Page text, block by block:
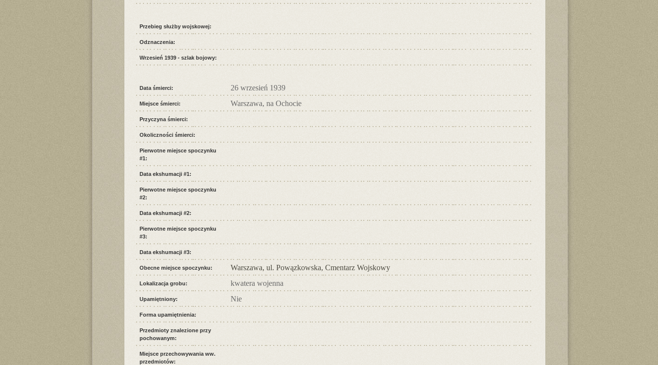
Przebieg służby wojskowej:
Odznaczenia:
Wrzesień 1939 - szlak bojowy:
Data śmierci: 26 wrzesień 1939
Miejsce śmierci: Warszawa, na Ochocie
Przyczyna śmierci:
Okoliczności śmierci:
Pierwotne miejsce spoczynku
#1:
Data ekshumacji #1:
Pierwotne miejsce spoczynku
#2:
Data ekshumacji #2:
Pierwotne miejsce spoczynku
#3:
Data ekshumacji #3:
Obecne miejsce spoczynku: Warszawa, ul. Powązkowska, Cmentarz Wojskowy
Lokalizacja grobu: kwatera wojenna
Upamiętniony: Nie
Forma upamiętnienia:
Przedmioty znalezione przy
pochowanym:
Miejsce przechowywania ww.
przedmiotów: